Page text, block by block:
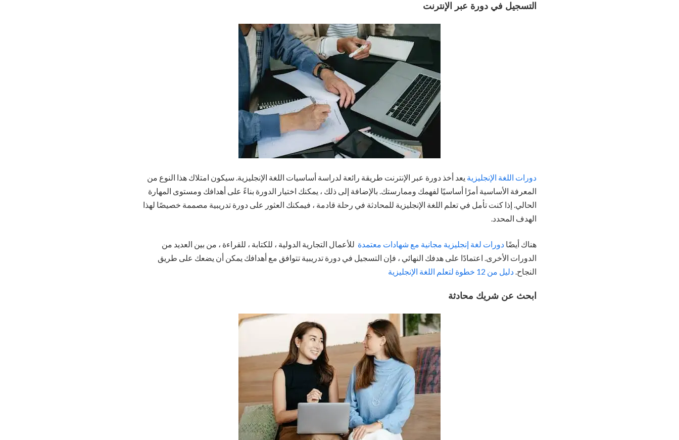
التسجيل في دورة عبر الإنترنت
دورات اللغة الإنجليزية يعد أخذ دورة عبر الإنترنت طريقة رائعة لدراسة أساسيات اللغة الإنجليزية. سيكون امتلاك هذا النوع من
المعرفة الأساسية أمرًا أساسيًا لفهمك وممارستك. بالإضافة إلى ذلك ، يمكنك اختيار الدورة بناءً على أهدافك ومستوى المهارة
الحالي. إذا كنت تأمل في تعلم اللغة الإنجليزية للمحادثة في رحلة قادمة ، فيمكنك العثور على دورة تدريبية مصممة خصيصًا لهذا
الهدف المحدد.
هناك أيضًا دورات لغة إنجليزية مجانية مع شهادات معتمدة للأعمال التجارية الدولية ، للكتابة ، للقراءة ، من بين العديد من
الدورات الأخرى. اعتمادًا على هدفك النهائي ، فإن التسجيل في دورة تدريبية تتوافق مع أهدافك يمكن أن يضعك على طريق
النجاح.دليل من 12 خطوة لتعلم اللغة الإنجليزية
ابحث عن شريك محادثة